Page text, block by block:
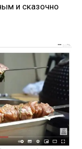
и сказочно